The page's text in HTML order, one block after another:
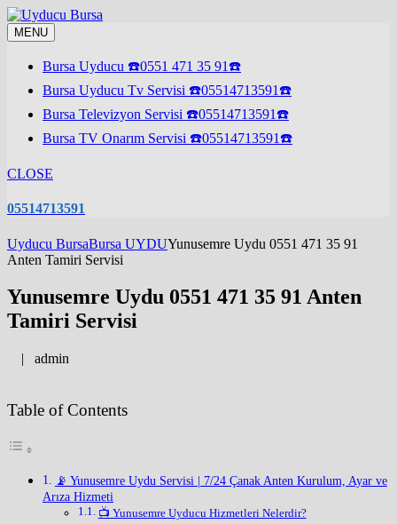
Skip
to
content
MENU
Bursa Uyducu ☎️0551 471 35 91☎️
Bursa Uyducu Tv Servisi ☎️05514713591☎️
Bursa Televizyon Servisi ☎️05514713591☎️
Bursa TV Onarım Servisi ☎️05514713591☎️
CLOSE
05514713591
Uyducu BursaBursa UYDUYunusemre Uydu 0551 471 35 91
Anten Tamiri Servisi
Yunusemre Uydu 0551 471 35 91 Anten
Tamiri Servisi
| admin
Table of Contents
📡 Yunusemre Uydu Servisi | 7/24 Çanak Anten Kurulum, Ayar ve
Arıza Hizmeti
📺 Yunusemre Uyducu Hizmetleri Nelerdir?